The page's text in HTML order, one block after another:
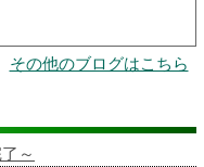
その他のブログはこちら
～